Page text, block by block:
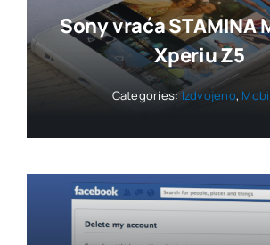
Sony vraća STAMINA
Xperiu Z5
Categories:Izdvojeno,